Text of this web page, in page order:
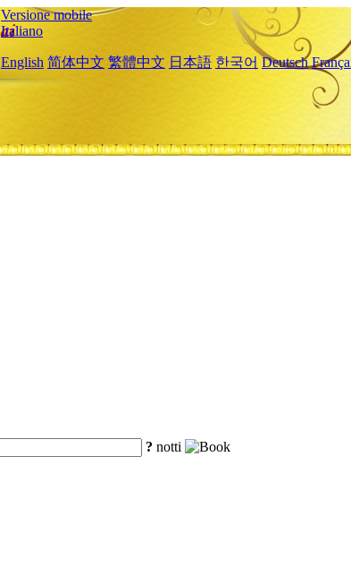
Versione mobile
Italiano
English 简体中文 繁體中文 日本語 한국어 Deutsch
? notti